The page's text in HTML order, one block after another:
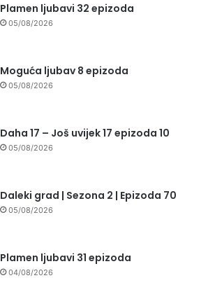
Plamen ljubavi 32 epizoda
05/08/2026
Moguća ljubav 8 epizoda
05/08/2026
Daha 17 – Još uvijek 17 epizoda 10
05/08/2026
Daleki grad | Sezona 2 | Epizoda 70
05/08/2026
Plamen ljubavi 31 epizoda
04/08/2026